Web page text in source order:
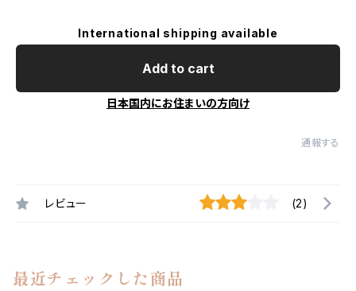
International shipping available
Add to cart
日本国内にお住まいの方向け
通報する
レビュー (2)
最近チェックした商品